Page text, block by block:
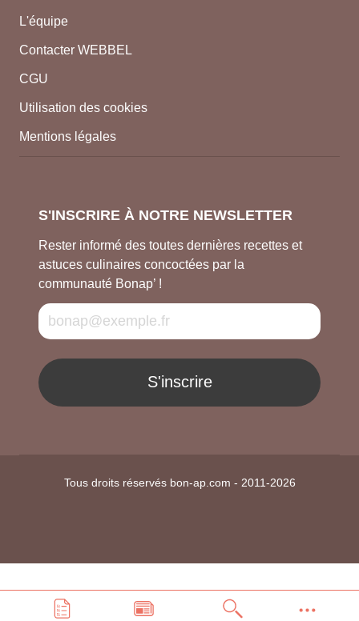
L'équipe
Contacter WEBBEL
CGU
Utilisation des cookies
Mentions légales
S'INSCRIRE À NOTRE NEWSLETTER
Rester informé des toutes dernières recettes et
astuces culinaires concoctées par la
communauté Bonap’ !
S'inscrire
Tous droits réservés bon-ap.com - 2011-2026